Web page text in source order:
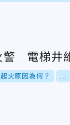
警 電梯井
起火原因為何？